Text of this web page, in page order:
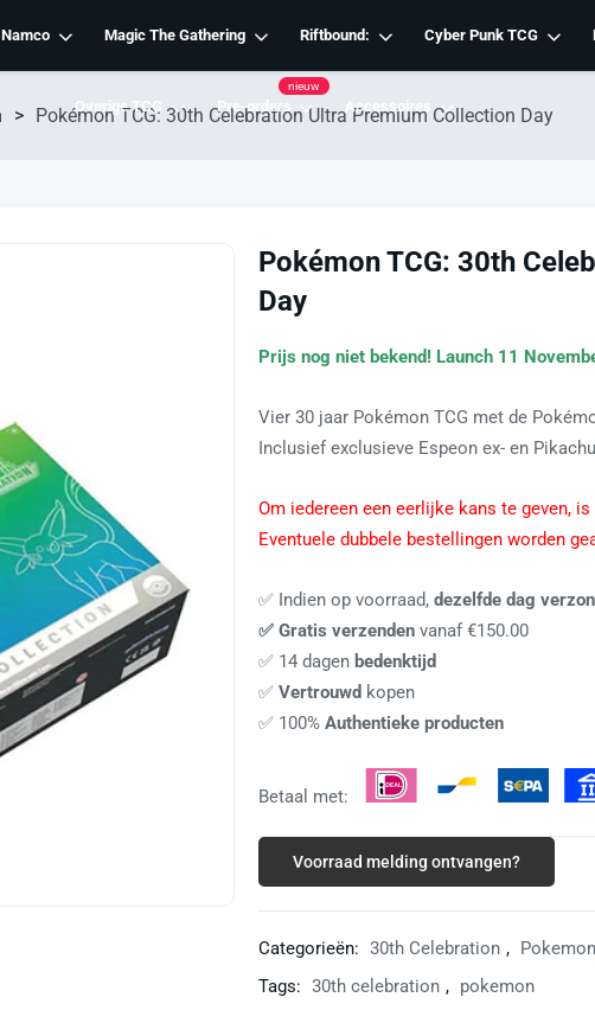
Magic The Gathering Riftbound: Cyber Punk TCG
Overige TCG Pre-orders
nieuw
Accessoires
> Pokémon TCG: 30th Celebration Ultra Premium Collection Day
Pokémon TCG: 30th
Day
Prijs nog niet bekend! Launch 11
Vier 30 jaar Pokémon TCG met de
Inclusief exclusieve Espeon ex- en
Om iedereen een eerlijke kans te geven,
Eventuele dubbele bestellingen worden
✅ Indien op voorraad, dezelfde dag
✅ Gratis verzenden vanaf €150.00
✅ 14 dagen bedenktijd
✅ Vertrouwd kopen
✅ 100% Authentieke producten
Betaal met:
Voorraad melding ontvangen?
Categorieën: 30th Celebration , Pokemon
Tags: 30th celebration , pokemon